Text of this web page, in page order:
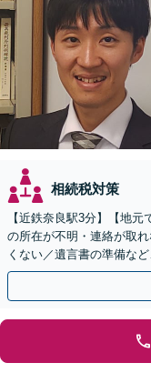
相続税対策
【近鉄奈良駅3分】【地
の所在が不明・連絡が取
くない／遺言書の準備な
にご相談ください。【複